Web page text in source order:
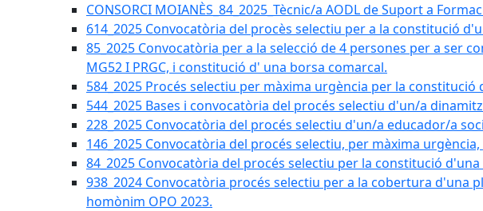
CONSORCI MOIANÈS_84_2025_Tècnic/a AODL de Suport a
614_2025 Convocatòria del procès selectiu per a la constitució
85_2025 Convocatòria per a la selecció de 4 persones per a ser
MG52 I PRGC, i constitució d' una borsa comarcal.
584_2025 Procés selectiu per màxima urgència per la
544_2025 Bases i convocatòria del procés selectiu d'un/a
228_2025 Convocatòria del procés selectiu d'un/a educador/a
146_2025 Convocatòria del procés selectiu, per màxima
84_2025 Convocatòria del procés selectiu per la constitució
938_2024 Convocatòria procés selectiu per a la cobertura
homònim OPO 2023.